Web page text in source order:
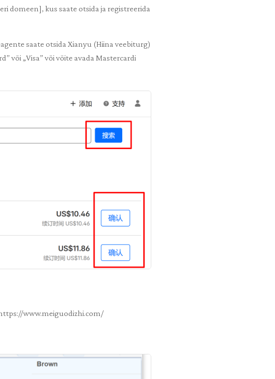
domeen], kus saate otsida ja registreerida
saate otsida Xianyu (Hiina veebiturg)
või „Visa” või võite avada Mastercardi
www.meiguodizhi.com/